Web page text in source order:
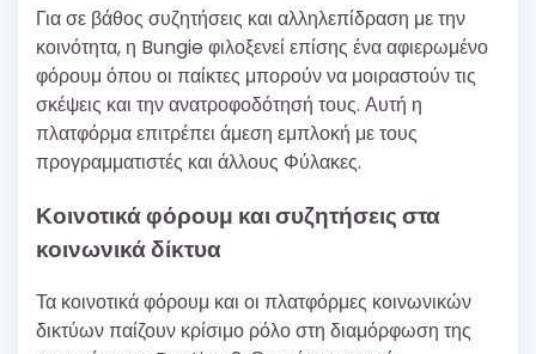
Για σε βάθος συζητήσεις και αλληλεπίδραση με την
κοινότητα, η Bungie φιλοξενεί επίσης ένα αφιερωμένο
φόρουμ όπου οι παίκτες μπορούν να μοιραστούν τις
σκέψεις και την ανατροφοδότησή τους. Αυτή η
πλατφόρμα επιτρέπει άμεση εμπλοκή με τους
προγραμματιστές και άλλους Φύλακες.
Κοινοτικά φόρουμ και συζητήσεις στα
κοινωνικά δίκτυα
Τα κοινοτικά φόρουμ και οι πλατφόρμες κοινωνικών
δικτύων παίζουν κρίσιμο ρόλο στη διαμόρφωση της